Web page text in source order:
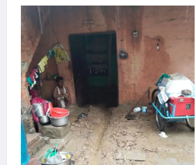
मोदीनगर
फफराना
रोड
पर
ससुर
की
हत्या,
लव
मैरिज
के
बाद
पारिवारिक